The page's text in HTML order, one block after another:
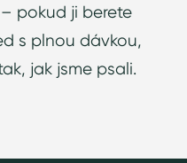
pokud ji berete
s plnou dávkou,
jak jsme psali.